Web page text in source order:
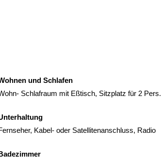
und Schlafen
Schlafraum mit Eßtisch, Sitzplatz für 2 Pers.
Kabel- oder Satellitenanschluss, Radio